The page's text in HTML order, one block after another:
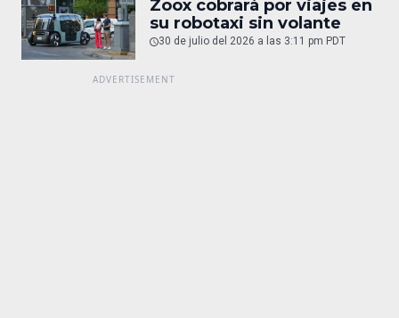
Zoox cobrará por viajes en
su robotaxi sin volante
30 de julio del 2026 a las 3:11 pm PDT